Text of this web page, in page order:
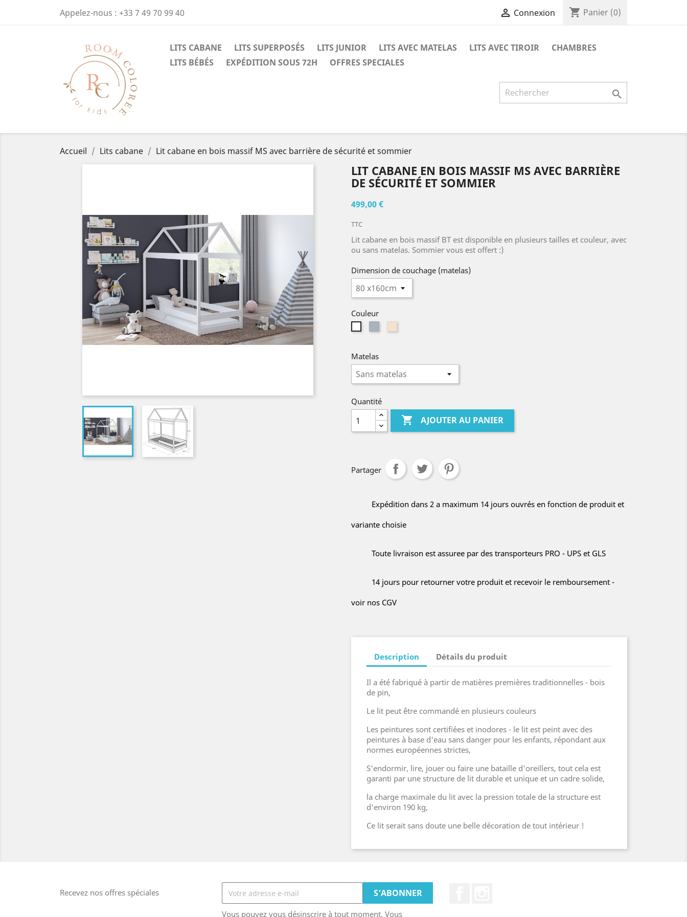
Appelez-nous : +33 7 49 70 99 40  Connexion shopping_cart Panier (0)
LITS CABANE LITS SUPERPOSÉS LITS JUNIOR LITS AVEC MATELAS LITS AVEC TIROIR
CHAMBRES
LITS BÉBÉS
EXPÉDITION SOUS 72H OFFRES SPECIALES

Accueil Lits cabane Lit cabane en bois massif MS avec barrière de sécurité et sommier
LIT CABANE EN BOIS MASSIF MS AVEC BARRIÈRE
DE SÉCURITÉ ET SOMMIER
499,00 €
TTC
Lit cabane en bois massif BT est disponible en plusieurs tailles et couleur, avec
ou sans matelas. Sommier vous est offert :)
Dimension de couchage (matelas)
Couleur
Matelas
Quantité
 AJOUTER AU PANIER
Partager
Expédition dans 2 a maximum 14 jours ouvrés en fonction de produit et
variante choisie
Toute livraison est assuree par des transporteurs PRO - UPS et GLS
14 jours pour retourner votre produit et recevoir le remboursement -
voir nos CGV
Description Détails du produit
Il a été fabriqué à partir de matières premières traditionnelles - bois
de pin,
Le lit peut être commandé en plusieurs couleurs
Les peintures sont certifiées et inodores - le lit est peint avec des
peintures à base d'eau sans danger pour les enfants, répondant aux
normes européennes strictes,
S'endormir, lire, jouer ou faire une bataille d'oreillers, tout cela est
garanti par une structure de lit durable et unique et un cadre solide,
la charge maximale du lit avec la pression totale de la structure est
d'environ 190 kg,
Ce lit serait sans doute une belle décoration de tout intérieur !
Recevez nos offres spéciales
Vous pouvez vous désinscrire à tout moment. Vous